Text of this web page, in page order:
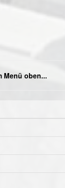
Menü oben...